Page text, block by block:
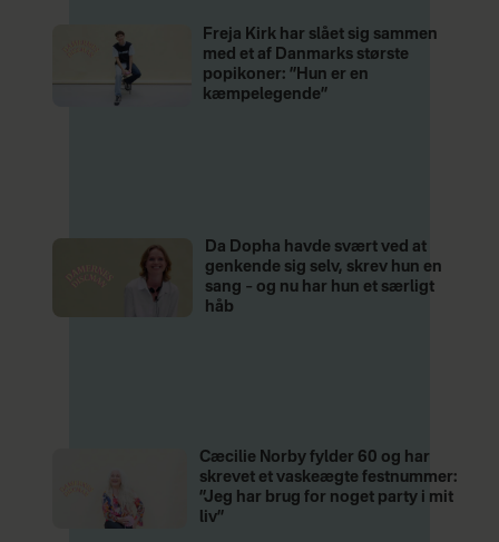
Freja Kirk har slået sig sammen
med et af Danmarks største
popikoner: ”Hun er en
kæmpelegende”
Da Dopha havde svært ved at
genkende sig selv, skrev hun en
sang – og nu har hun et særligt
håb
Cæcilie Norby fylder 60 og har
skrevet et vaskeægte festnummer:
”Jeg har brug for noget party i mit
liv”